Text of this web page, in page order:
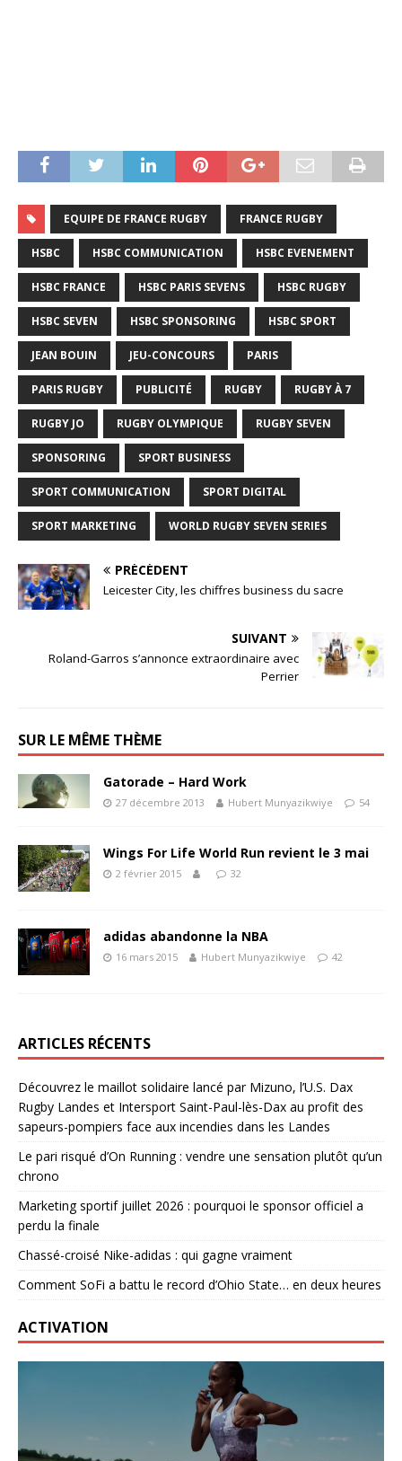
EQUIPE DE FRANCE RUGBY FRANCE RUGBY
HSBC HSBC COMMUNICATION HSBC EVENEMENT
HSBC FRANCE HSBC PARIS SEVENS HSBC RUGBY
HSBC SEVEN HSBC SPONSORING HSBC SPORT
JEAN BOUIN JEU-CONCOURS PARIS
PARIS RUGBY PUBLICITÉ RUGBY RUGBY À 7
RUGBY JO RUGBY OLYMPIQUE RUGBY SEVEN
SPONSORING SPORT BUSINESS
SPORT COMMUNICATION SPORT DIGITAL
SPORT MARKETING WORLD RUGBY SEVEN SERIES
PRÉCÉDENT
Leicester City, les chiffres business du sacre
SUIVANT
Roland-Garros s’annonce extraordinaire avec
Perrier
SUR LE MÊME THÈME
Gatorade – Hard Work
27 décembre 2013 Hubert Munyazikwiye 54
Wings For Life World Run revient le 3 mai
2 février 2015 32
adidas abandonne la NBA
16 mars 2015 Hubert Munyazikwiye 42
ARTICLES RÉCENTS
Découvrez le maillot solidaire lancé par Mizuno, l’U.S. Dax
Rugby Landes et Intersport Saint-Paul-lès-Dax au profit des
sapeurs-pompiers face aux incendies dans les Landes
Le pari risqué d’On Running : vendre une sensation plutôt qu’un
chrono
Marketing sportif juillet 2026 : pourquoi le sponsor officiel a
perdu la finale
Chassé-croisé Nike-adidas : qui gagne vraiment
Comment SoFi a battu le record d’Ohio State… en deux heures
ACTIVATION